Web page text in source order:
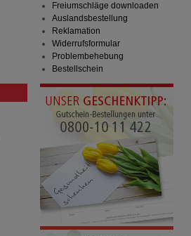
Freiumschläge downloaden
Auslandsbestellung
Reklamation
Widerrufsformular
Problembehebung
Bestellschein